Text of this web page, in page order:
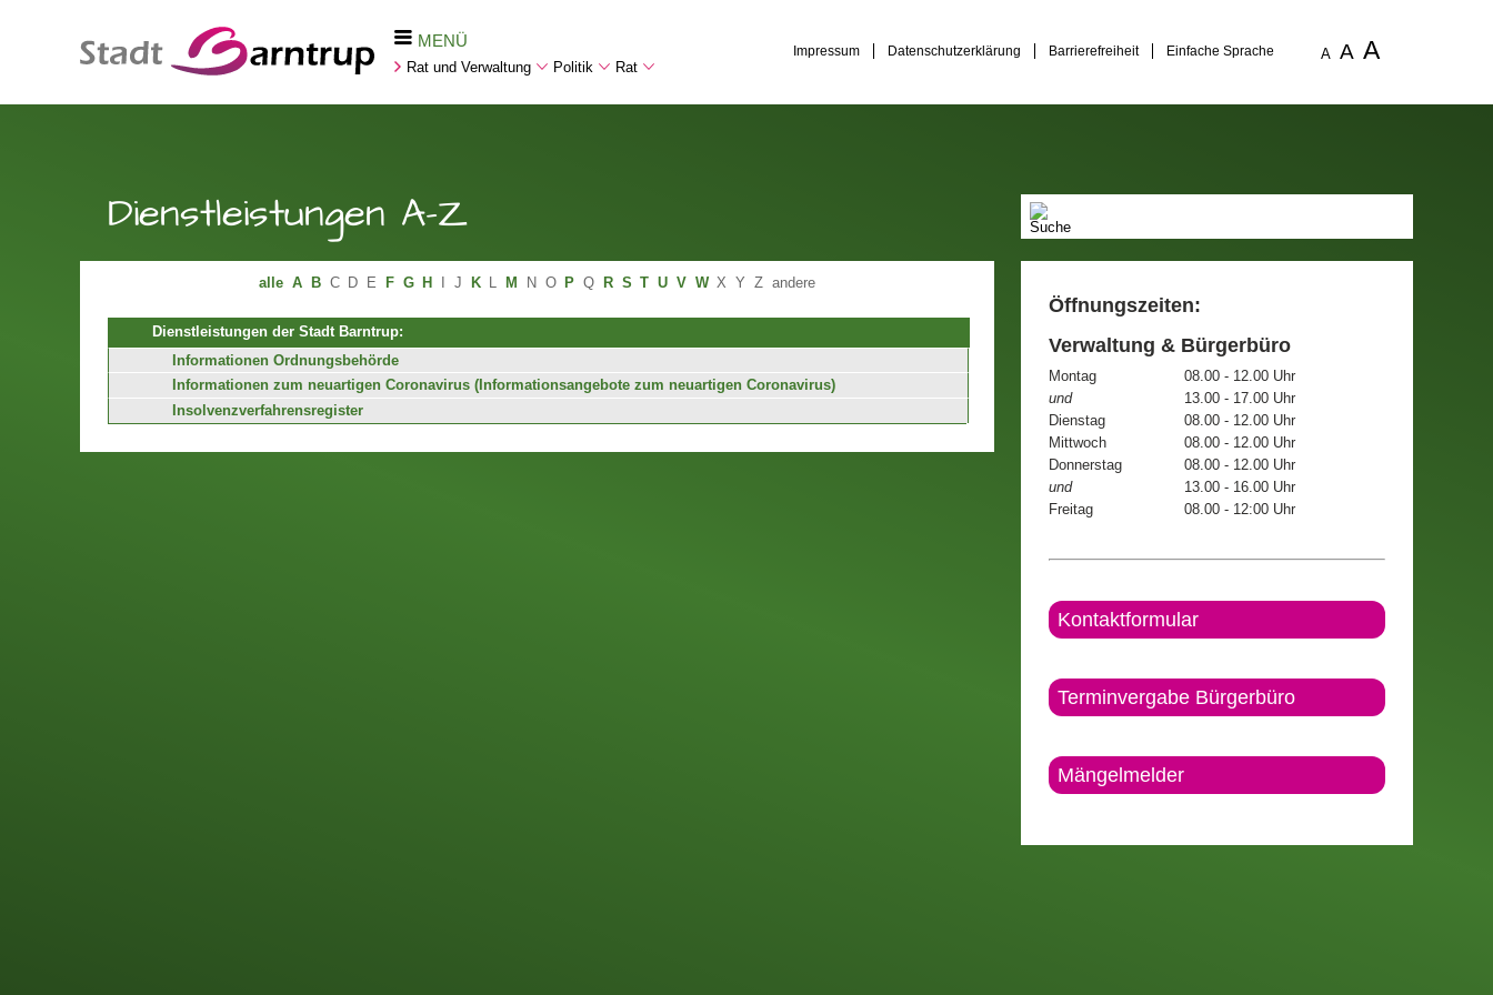
MENÜ
Rat und Verwaltung Politik Rat
Impressum Datenschutzerklärung Barrierefreiheit Einfache Sprache A A A
Dienstleistungen A-Z
alle A B C D E F G H J K M N O P Q R S T U V W X Y Z andere
Dienstleistungen der Stadt Barntrup:
Informationen Ordnungsbehörde
Informationen zum neuartigen Coronavirus (Informationsangebote zum neuartigen Coronavirus)
Insolvenzverfahrensregister
Öffnungszeiten:
Verwaltung & Bürgerbüro
Montag
08.00 - 12.00 Uhr
und
13.00 - 17.00 Uhr
Dienstag
08.00 - 12.00 Uhr
Mittwoch
08.00 - 12.00 Uhr
Donnerstag
08.00 - 12.00 Uhr
und
13.00 - 16.00 Uhr
Freitag
08.00 - 12:00 Uhr
Kontaktformular
Terminvergabe Bürgerbüro
Mängelmelder